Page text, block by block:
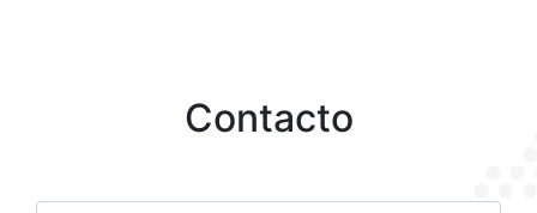
Contacto